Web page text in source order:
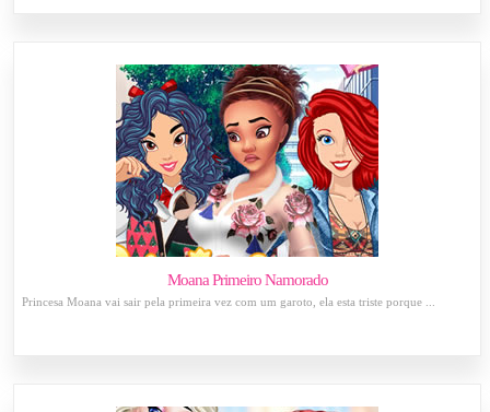
Moana Primeiro Namorado
Princesa Moana vai sair pela primeira vez com um garoto, ela esta triste porque ...